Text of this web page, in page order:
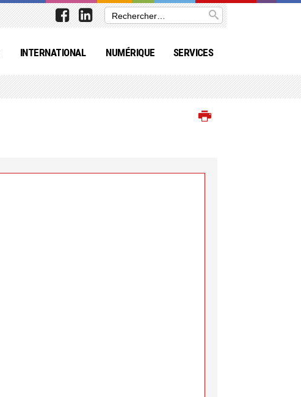
INTERNATIONAL NUMÉRIQUE SERVICES